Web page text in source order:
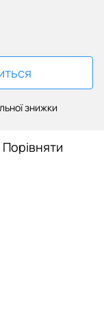
знижки
Порівняти